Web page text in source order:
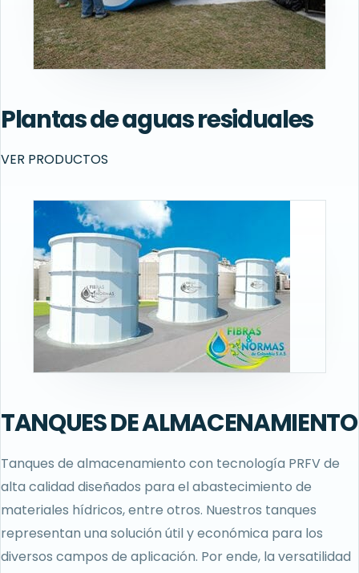
Plantas de aguas residuales
VER PRODUCTOS
TANQUES DE ALMACENAMIENTO
Tanques de almacenamiento con tecnología PRFV de
alta calidad diseñados para el abastecimiento de
materiales hídricos, entre otros. Nuestros tanques
representan una solución útil y económica para los
diversos campos de aplicación. Por ende, la versatilidad